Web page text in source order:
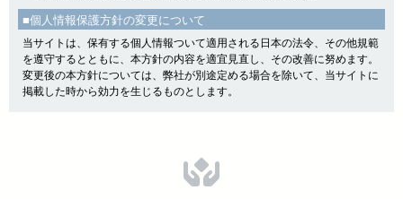
■個人情報保護方針の変更について
当サイトは、保有する個人情報ついて適用される日本の法令、その他規範
を遵守するとともに、本方針の内容を適宜見直し、その改善に努めます。
変更後の本方針については、弊社が別途定める場合を除いて、当サイトに
掲載した時から効力を生じるものとします。